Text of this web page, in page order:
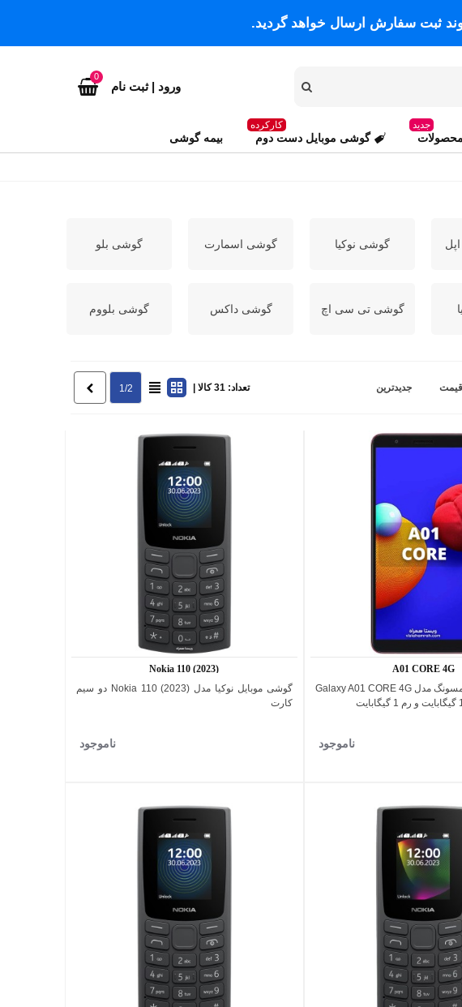
ثبت سفارش ارسال خواهد گردید.
ورود | ثبت نام
0
جدید
گوشی موبایل دست دوم
کارکرده
بیمه گوشی
گوشی نوکیا گوشی اسمارت گوشی بلو
گوشی تی سی اچ گوشی داکس گوشی بلووم
جدیدترین تعداد: 31 کالا | 1/2
اضافه به مقایسه
A01 CORE 4G
گوشی موبایل سامسونگ مدل Galaxy A01 CORE 4G
ناموجود
اضافه به مقایسه
Nokia 110 (2023)
گوشی موبایل نوکیا مدل (2023) Nokia 110 دو سیم
کارت
ناموجود